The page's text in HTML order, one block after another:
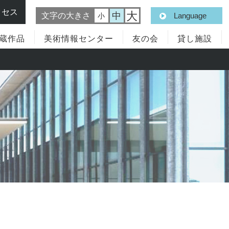
ス 文字の大きさ 小 中 大 Language
作品 美術情報センター 友の会 貸し施設